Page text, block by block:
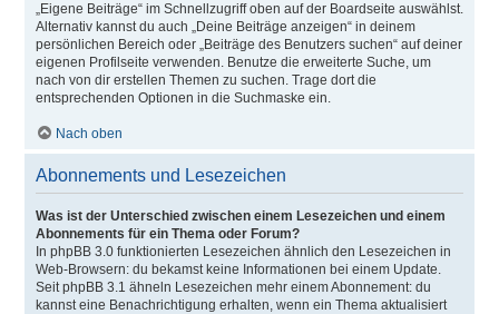
„Eigene Beiträge“ im Schnellzugriff oben auf der Boardseite auswählst.
Alternativ kannst du auch „Deine Beiträge anzeigen“ in deinem
persönlichen Bereich oder „Beiträge des Benutzers suchen“ auf deiner
eigenen Profilseite verwenden. Benutze die erweiterte Suche, um
nach von dir erstellen Themen zu suchen. Trage dort die
entsprechenden Optionen in die Suchmaske ein.
Nach oben
Abonnements und Lesezeichen
Was ist der Unterschied zwischen einem Lesezeichen und einem
Abonnements für ein Thema oder Forum?
In phpBB 3.0 funktionierten Lesezeichen ähnlich den Lesezeichen in
Web-Browsern: du bekamst keine Informationen bei einem Update.
Seit phpBB 3.1 ähneln Lesezeichen mehr einem Abonnement: du
kannst eine Benachrichtigung erhalten, wenn ein Thema aktualisiert